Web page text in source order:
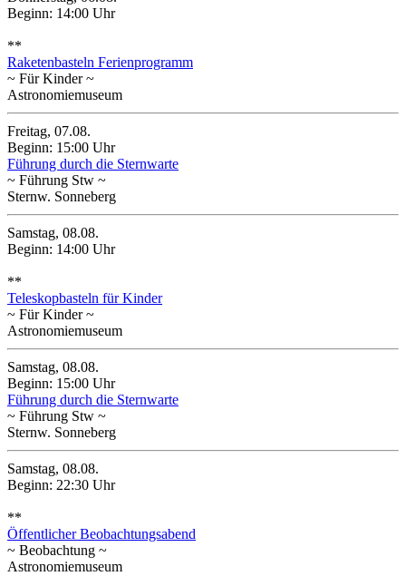
Beginn: 14:00 Uhr
**
Raketenbasteln Ferienprogramm
~ Für Kinder ~
Astronomiemuseum
Freitag, 07.08.
Beginn: 15:00 Uhr
Führung durch die Sternwarte
~ Führung Stw ~
Sternw. Sonneberg
Samstag, 08.08.
Beginn: 14:00 Uhr
**
Teleskopbasteln für Kinder
~ Für Kinder ~
Astronomiemuseum
Samstag, 08.08.
Beginn: 15:00 Uhr
Führung durch die Sternwarte
~ Führung Stw ~
Sternw. Sonneberg
Samstag, 08.08.
Beginn: 22:30 Uhr
**
Öffentlicher Beobachtungsabend
~ Beobachtung ~
Astronomiemuseum